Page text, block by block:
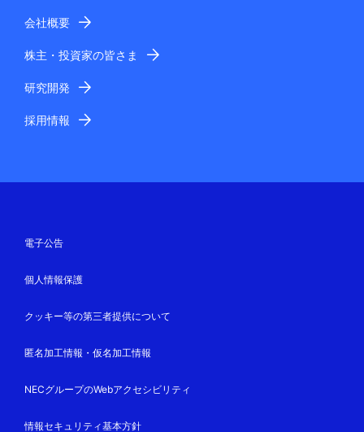
会社概要
株主・投資家の皆さま
研究開発
採用情報
電子公告
個人情報保護
クッキー等の第三者提供について
匿名加工情報・仮名加工情報
NECグループのWebアクセシビリティ
情報セキュリティ基本方針